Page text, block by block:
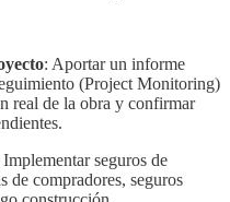
: Aportar un informe
(Project Monitoring)
real de la obra y confirmar
Implementar seguros de
de compradores, seguros